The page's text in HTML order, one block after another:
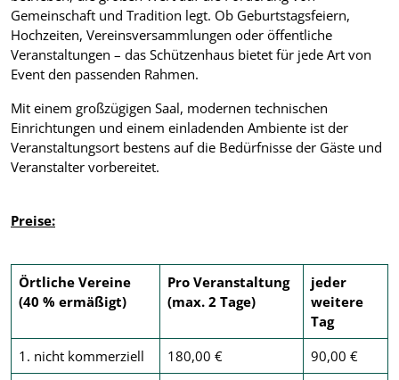
Gemeinschaft und Tradition legt. Ob Geburtstagsfeiern,
Hochzeiten, Vereinsversammlungen oder öffentliche
Veranstaltungen – das Schützenhaus bietet für jede Art von
Event den passenden Rahmen.
Mit einem großzügigen Saal, modernen technischen
Einrichtungen und einem einladenden Ambiente ist der
Veranstaltungsort bestens auf die Bedürfnisse der Gäste und
Veranstalter vorbereitet.
Preise:
Örtliche Vereine
(40 % ermäßigt)
Pro Veranstaltung
(max. 2 Tage)
jeder
weitere
Tag
1. nicht kommerziell
180,00 €
90,00 €